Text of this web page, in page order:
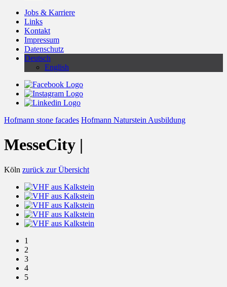
Jobs & Karriere
Links
Kontakt
Impressum
Datenschutz
Deutsch
English
Hofmann stone facades Hofmann Naturstein Ausbildung
MesseCity |
Köln zurück zur Übersicht
1
2
3
4
5